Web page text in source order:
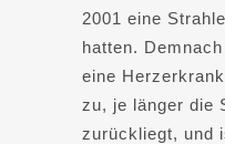
2001 eine
hatten.
eine
zu, je länger die
zurückliegt, und